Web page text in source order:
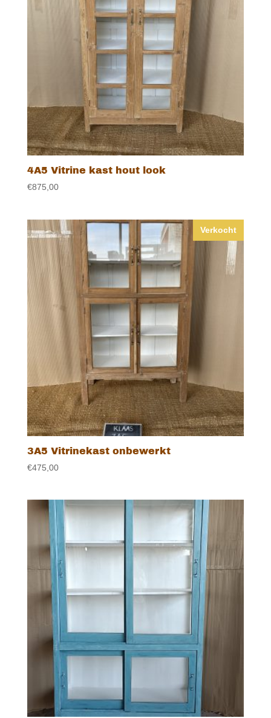
4A5 Vitrine kast hout look
€875,00
Verkocht
3A5 Vitrinekast onbewerkt
€475,00